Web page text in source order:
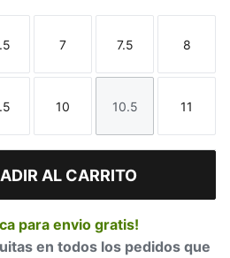
Talla Talla
7
Talla
7.5
Talla
8
Talla Talla
10
Talla
10.5
Talla
11
AL CARRITO
para envio gratis!
en todos los pedidos que